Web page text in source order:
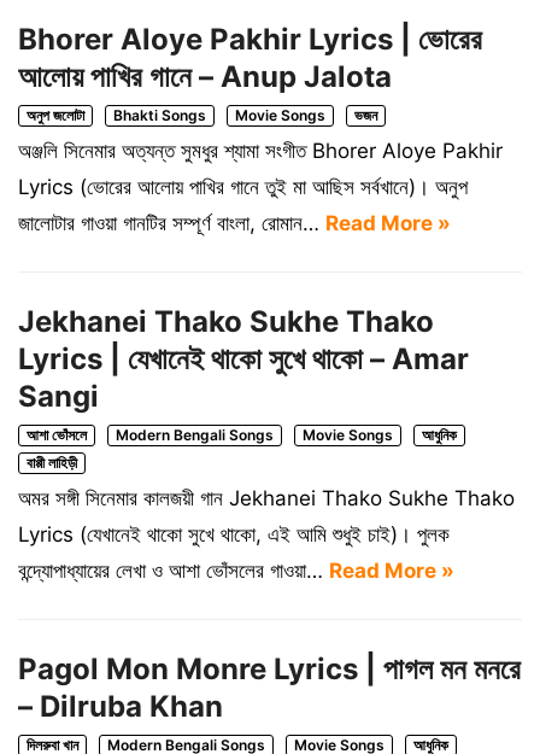
Bhorer Aloye Pakhir Lyrics | ভোরের
আলোয় পাখির গানে – Anup Jalota
অনুপ জলোটা Bhakti Songs Movie Songs ভজন
অঞ্জলি সিনেমার অত্যন্ত সুমধুর শ্যামা সংগীত Bhorer Aloye Pakhir
Lyrics (ভোরের আলোয় পাখির গানে তুই মা আছিস সর্বখানে)। অনুপ
জালোটার গাওয়া গানটির সম্পূর্ণ বাংলা, রোমান… Read More »
Jekhanei Thako Sukhe Thako
Lyrics | যেখানেই থাকো সুখে থাকো – Amar
Sangi
আশা ভোঁসলে Modern Bengali Songs Movie Songs
আধুনিক
বাপ্পী লাহিড়ী
অমর সঙ্গী সিনেমার কালজয়ী গান Jekhanei Thako Sukhe Thako
Lyrics (যেখানেই থাকো সুখে থাকো, এই আমি শুধুই চাই)। পুলক
বন্দ্যোপাধ্যায়ের লেখা ও আশা ভোঁসলের গাওয়া… Read More »
Pagol Mon Monre Lyrics | পাগল মন মনরে
– Dilruba Khan
দিলরুবা খান Modern Bengali Songs Movie Songs
আধুনিক